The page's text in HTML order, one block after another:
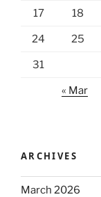
17 18
24 25
31
« Mar
ARCHIVES
March 2026